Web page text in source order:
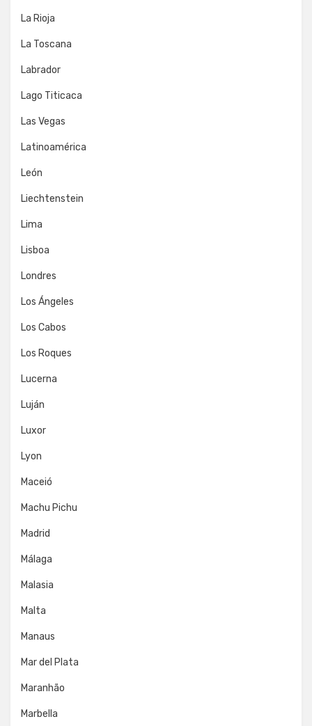
La Rioja
La Toscana
Labrador
Lago Titicaca
Las Vegas
Latinoamérica
León
Liechtenstein
Lima
Lisboa
Londres
Los Ángeles
Los Cabos
Los Roques
Lucerna
Luján
Luxor
Lyon
Maceió
Machu Pichu
Madrid
Málaga
Malasia
Malta
Manaus
Mar del Plata
Maranhão
Marbella